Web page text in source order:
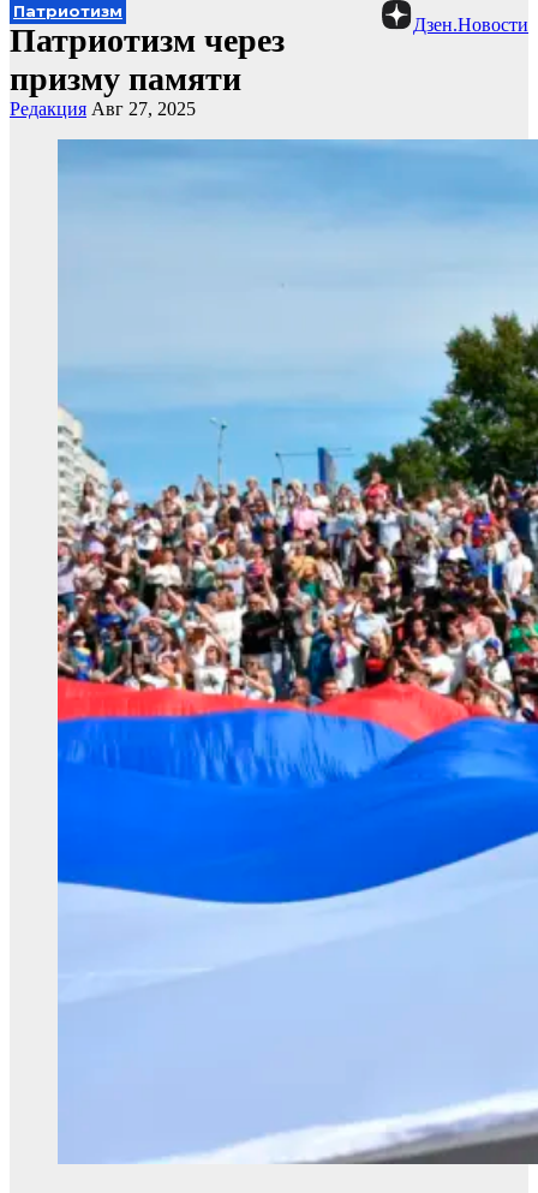
Дзен.Новости
Патриотизм
Патриотизм через
призму памяти
Редакция Авг 27, 2025